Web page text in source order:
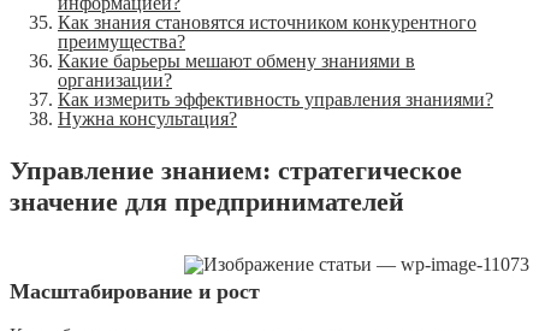
Как знания становятся источником конкурентного
преимущества?
Какие барьеры мешают обмену знаниями в
организации?
Как измерить эффективность управления знаниями?
Нужна консультация?
Управление знанием: стратегическое
значение для предпринимателей
Масштабирование и рост